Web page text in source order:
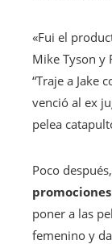
«Fui el
Mike Tyson y
“Traje a Jake
venció al ex
pelea
Poco
poner a las
femenino y